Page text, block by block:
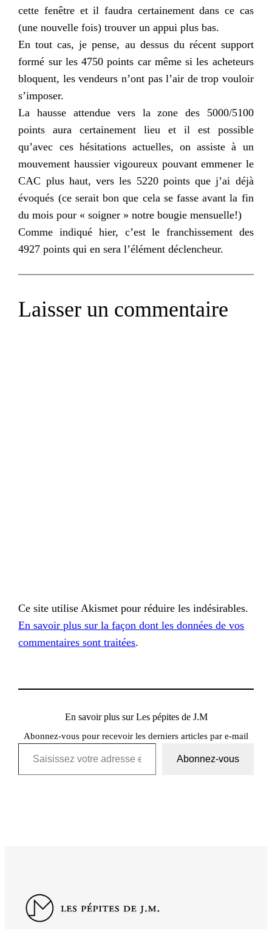
cette fenêtre et il faudra certainement dans ce cas
(une nouvelle fois) trouver un appui plus bas.
En tout cas, je pense, au dessus du récent support
formé sur les 4750 points car même si les acheteurs
bloquent, les vendeurs n’ont pas l’air de trop vouloir
s’imposer.
La hausse attendue vers la zone des 5000/5100
points aura certainement lieu et il est possible
qu’avec ces hésitations actuelles, on assiste à un
mouvement haussier vigoureux pouvant emmener le
CAC plus haut, vers les 5220 points que j’ai déjà
évoqués (ce serait bon que cela se fasse avant la fin
du mois pour « soigner » notre bougie mensuelle!)
Comme indiqué hier, c’est le franchissement des
4927 points qui en sera l’élément déclencheur.
Laisser un commentaire
Ce site utilise Akismet pour réduire les indésirables.
En savoir plus sur la façon dont les données de vos
commentaires sont traitées.
En savoir plus sur Les pépites de J.M
Abonnez-vous pour recevoir les derniers articles par e-mail
Saisissez votre adresse e-mail…
Abonnez-vous